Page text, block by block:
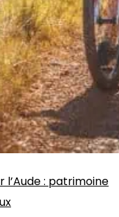
l’Aude : patrimoine